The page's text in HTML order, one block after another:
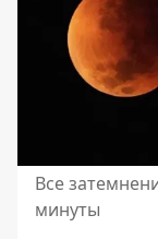
Все
минуты